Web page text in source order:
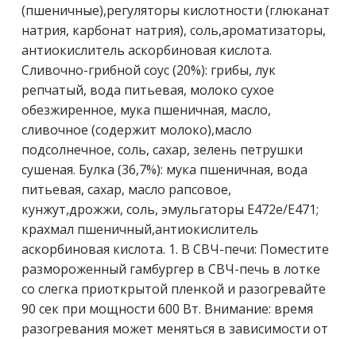
(пшеничные),регуляторы кислотности (глюканат
натрия, карбонат натрия), соль,ароматизаторы,
антиокислитель аскорбиновая кислота.
Сливочно-грибной соус (20%): грибы, лук
репчатый, вода питьевая, молоко сухое
обезжиренное, мука пшеничная, масло,
сливочное (содержит молоко),масло
подсолнечное, соль, сахар, зелень петрушки
сушеная. Булка (36,7%): мука пшеничная, вода
питьевая, сахар, масло рапсовое,
кунжут,дрожжи, соль, эмульгаторы Е472e/E471;
крахмал пшеничный,антиокислитель
аскорбиновая кислота. 1. В СВЧ-печи: Поместите
размороженный гамбургер в СВЧ-печь в лотке
со слегка приоткрытой пленкой и разогревайте
90 сек при мощности 600 Вт. Внимание: время
разогревания может меняться в зависимости от